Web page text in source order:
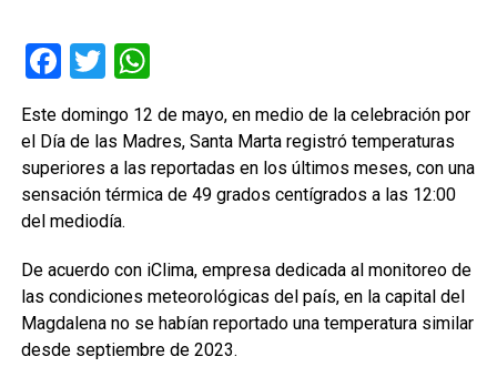
Facebook
TwitterWhatsApp
Este domingo 12 de mayo, en medio de la celebración por
el Día de las Madres, Santa Marta registró temperaturas
superiores a las reportadas en los últimos meses, con una
sensación térmica de 49 grados centígrados a las 12:00
del mediodía.
De acuerdo con iClima, empresa dedicada al monitoreo de
las condiciones meteorológicas del país, en la capital del
Magdalena no se habían reportado una temperatura similar
desde septiembre de 2023.